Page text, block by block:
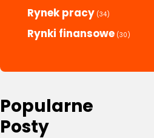
Rynek pracy (34)
Rynki finansowe (30)
Popularne
Posty